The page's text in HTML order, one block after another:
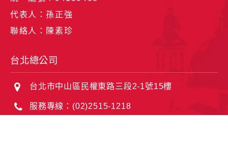
代表人：孫正強
聯絡人：陳素珍
台北總公司
台北市中山區民權東路三段2-1號15樓
服務專線：(02)2515-1218